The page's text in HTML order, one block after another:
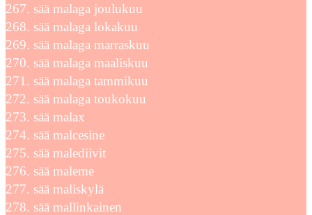
sää malaga joulukuu
sää malaga lokakuu
sää malaga marraskuu
sää malaga maaliskuu
sää malaga tammikuu
sää malaga toukokuu
sää malax
sää malcesine
sää malediivit
sää maleme
sää maliskylä
sää mallinkainen